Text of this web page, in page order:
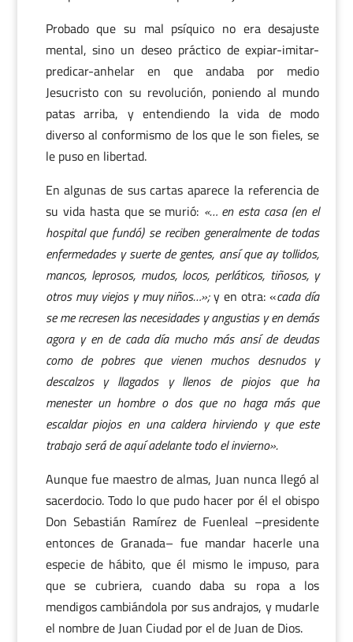
Probado que su mal psíquico no era desajuste
mental, sino un deseo práctico de expiar-imitar-
predicar-anhelar en que andaba por medio
Jesucristo con su revolución, poniendo al mundo
patas arriba, y entendiendo la vida de modo
diverso al conformismo de los que le son fieles, se
le puso en libertad.
En algunas de sus cartas aparece la referencia de
su vida hasta que se murió: «… en esta casa (en el
hospital que fundó) se reciben generalmente de todas
enfermedades y suerte de gentes, ansí que ay tollidos,
mancos, leprosos, mudos, locos, perláticos, tiñosos, y
otros muy viejos y muy niños…»;y en otra: «cada día
se me recresen las necesidades y angustias y en demás
agora y en de cada día mucho más ansí de deudas
como de pobres que vienen muchos desnudos y
descalzos y llagados y llenos de piojos que ha
menester un hombre o dos que no haga más que
escaldar piojos en una caldera hirviendo y que este
trabajo será de aquí adelante todo el invierno».
Aunque fue maestro de almas, Juan nunca llegó al
sacerdocio. Todo lo que pudo hacer por él el obispo
Don Sebastián Ramírez de Fuenleal –presidente
entonces de Granada– fue mandar hacerle una
especie de hábito, que él mismo le impuso, para
que se cubriera, cuando daba su ropa a los
mendigos cambiándola por sus andrajos, y mudarle
el nombre de Juan Ciudad por el de Juan de Dios.